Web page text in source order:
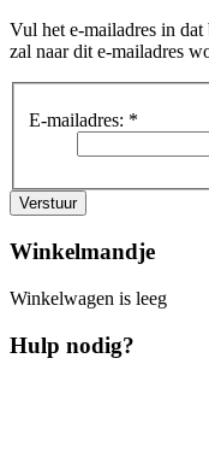
Vul het e-mailadres in
zal naar dit e-mailadres
E-mailadres: *
Verstuur
Winkelmandje
Winkelwagen is leeg
Hulp nodig?